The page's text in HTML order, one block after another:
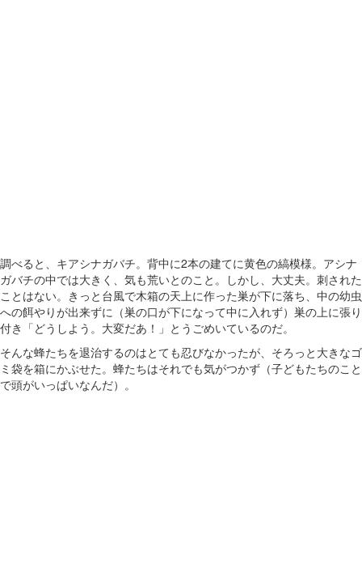
調べると、キアシナガバチ。背中に2本の建てに黄色の縞模様。アシナ
ガバチの中では大きく、気も荒いとのこと。しかし、大丈夫。刺された
ことはない。きっと台風で木箱の天上に作った巣が下に落ち、中の幼虫
への餌やりが出来ずに（巣の口が下になって中に入れず）巣の上に張り
付き「どうしよう。大変だあ！」とうごめいているのだ。
そんな蜂たちを退治するのはとても忍びなかったが、そろっと大きなゴ
ミ袋を箱にかぶせた。蜂たちはそれでも気がつかず（子どもたちのこと
で頭がいっぱいなんだ）。